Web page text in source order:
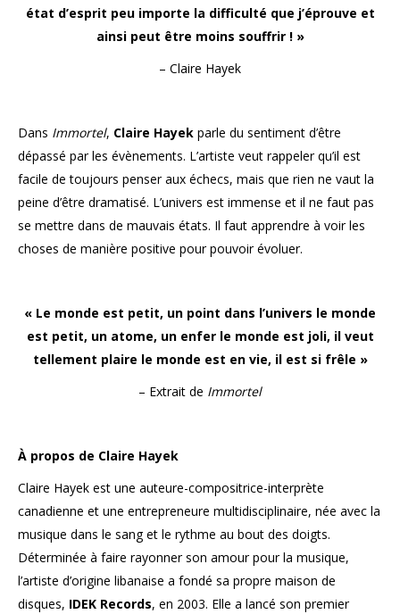
état d’esprit peu importe la difficulté que j’éprouve et
ainsi peut être moins souffrir ! »
– Claire Hayek
Dans Immortel, Claire Hayek parle du sentiment d’être
dépassé par les évènements. L’artiste veut rappeler qu’il est
facile de toujours penser aux échecs, mais que rien ne vaut la
peine d’être dramatisé. L’univers est immense et il ne faut pas
se mettre dans de mauvais états. Il faut apprendre à voir les
choses de manière positive pour pouvoir évoluer.
« Le monde est petit, un point dans l’univers le monde
est petit, un atome, un enfer le monde est joli, il veut
tellement plaire le monde est en vie, il est si frêle »
– Extrait de Immortel
À propos de Claire Hayek
Claire Hayek est une auteure-compositrice-interprète
canadienne et une entrepreneure multidisciplinaire, née avec la
musique dans le sang et le rythme au bout des doigts.
Déterminée à faire rayonner son amour pour la musique,
l’artiste d’origine libanaise a fondé sa propre maison de
disques, IDEK Records, en 2003. Elle a lancé son premier